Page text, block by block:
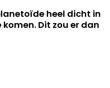
heel dicht in
Dit zou er dan